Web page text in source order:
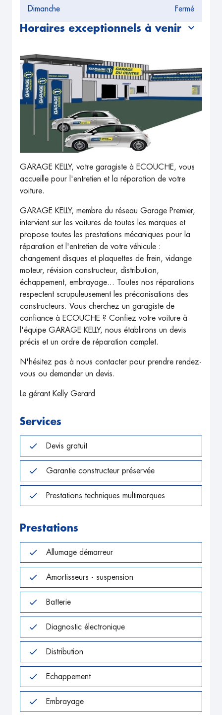
Dimanche Fermé
Horaires exceptionnels à venir
GARAGE KELLY, votre garagiste à ECOUCHE, vous
accueille pour l'entretien et la réparation de votre
voiture.
GARAGE KELLY, membre du réseau Garage Premier,
intervient sur les voitures de toutes les marques et
propose toutes les prestations mécaniques pour la
réparation et l'entretien de votre véhicule :
changement disques et plaquettes de frein, vidange
moteur, révision constructeur, distribution,
échappement, embrayage... Toutes nos réparations
respectent scrupuleusement les préconisations des
constructeurs. Vous cherchez un garagiste de
confiance à ECOUCHE ? Confiez votre voiture à
l'équipe GARAGE KELLY, nous établirons un devis
précis et un ordre de réparation complet.
N'hésitez pas à nous contacter pour prendre rendez-
vous ou demander un devis.
Le gérant Kelly Gerard
Services
Devis gratuit
Garantie constructeur préservée
Prestations techniques multimarques
Prestations
Allumage démarreur
Amortisseurs - suspension
Batterie
Diagnostic électronique
Distribution
Echappement
Embrayage